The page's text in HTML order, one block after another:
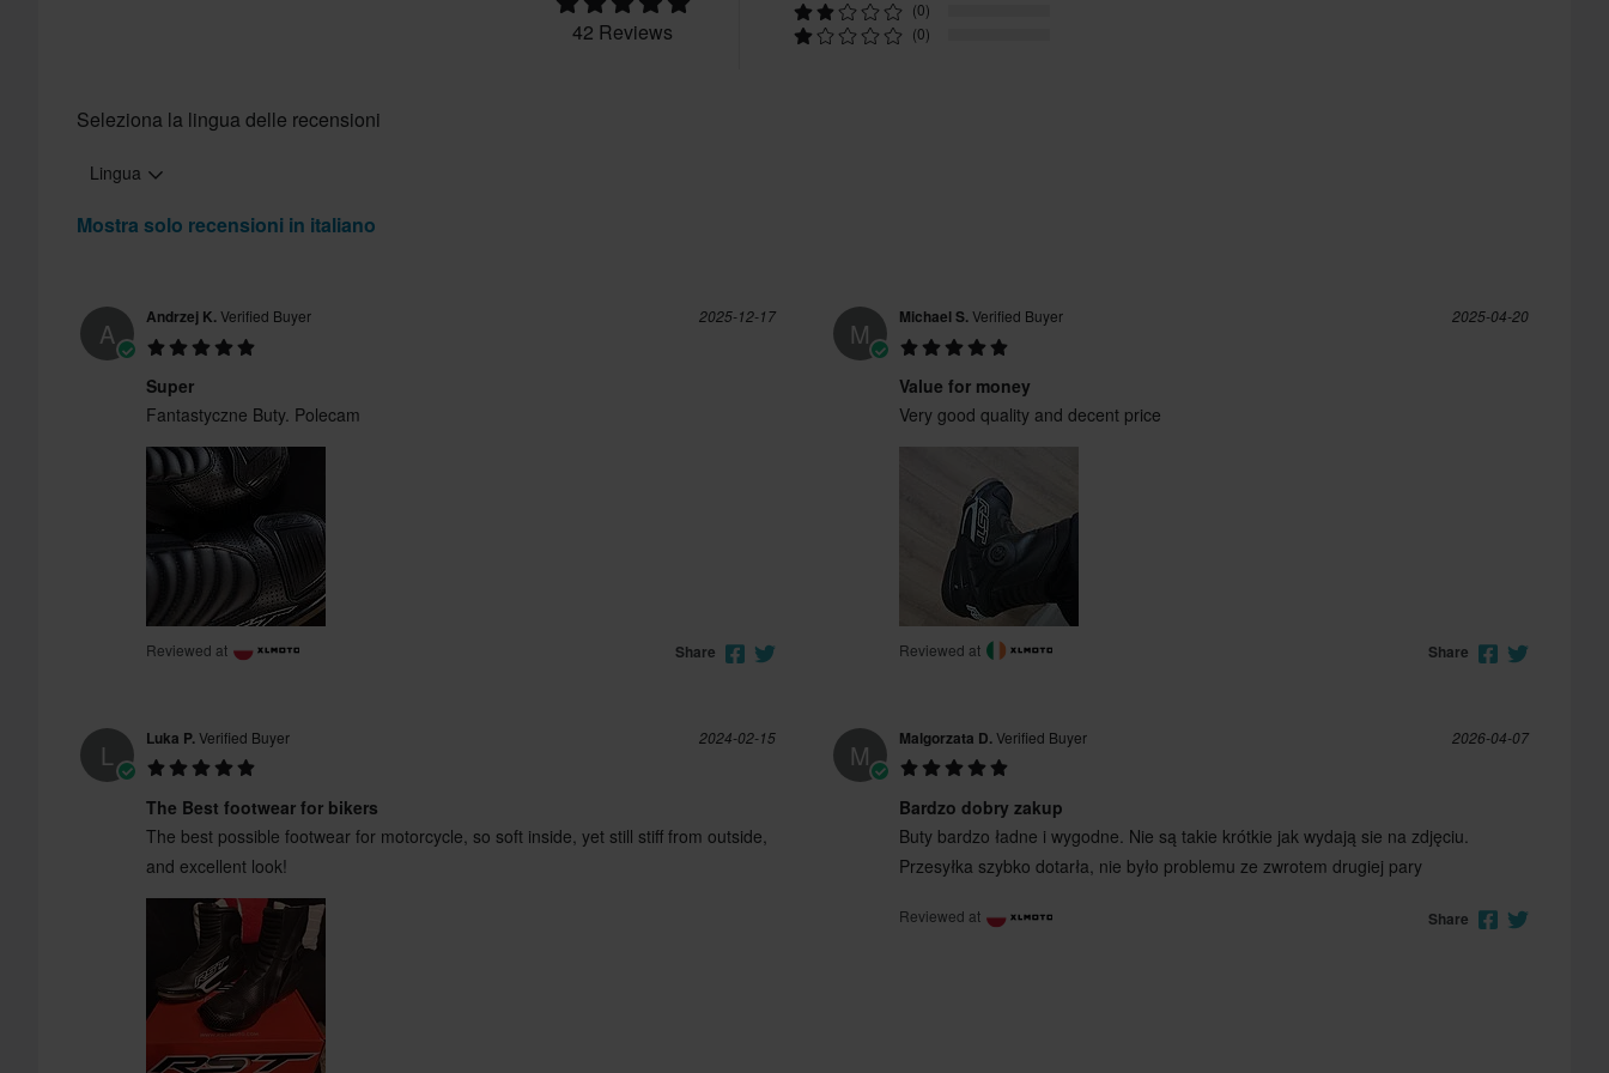
38 330 x 375 x 115 mm
Standard di certificazione
Send
42 Reviews
(0)
(0)
Seleziona la lingua delle recensioni
Lingua
Mostra solo recensioni in italiano
A Andrzej K.Verified Buyer 2025-12-17
Super
Fantastyczne Buty. Polecam
Reviewed at Share
M Michael S.Verified Buyer 2025-04-20
Value for money
Very good quality and decent price
Reviewed at Share
L Luka P.Verified Buyer 2024-02-15
The Best footwear for bikers
The best possible footwear for motorcycle, so soft inside, yet still stiff from outside,
and excellent look!
M Malgorzata D.Verified Buyer 2026-04-07
Bardzo dobry zakup
Buty bardzo ładne i wygodne. Nie są takie krótkie jak wydają sie na zdjęciu.
Przesyłka szybko dotarła, nie było problemu ze zwrotem drugiej pary
Reviewed at Share